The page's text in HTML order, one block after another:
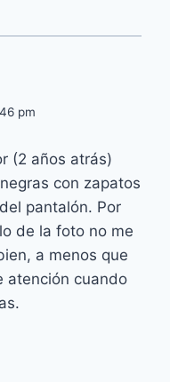
pm
(2 años atrás)
con zapatos
pantalón. Por
de la foto no me
a menos que
atención cuando